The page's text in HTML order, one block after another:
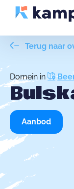
Terug naar
Domein in
Aanbod